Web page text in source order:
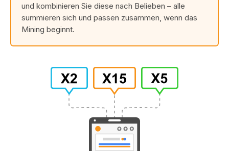
und kombinieren Sie diese nach Belieben – alle
summieren sich und passen zusammen, wenn das
Mining beginnt.